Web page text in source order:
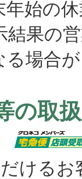
始の
結果の
場合が
の取
けるお